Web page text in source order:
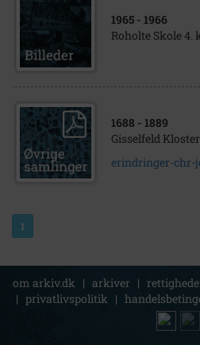
1965 - 1966
Roholte Skole 4.
1688 - 1889
Gisselfeld
erindringer-chr-
1
om arkiv.dk | arkiver |
| privatlivspolitik |